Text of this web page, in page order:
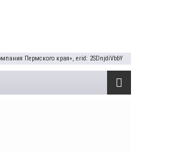
Пермского края», erid: 2SDnjdiVbbY